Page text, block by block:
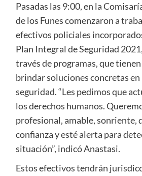
Pasadas las 9:00, en la
de los Funes comenzaron a
efectivos policiales
Plan Integral de Seguridad
través de programas, que
brindar soluciones concretas
seguridad. “Les pedimos que
los derechos humanos.
profesional, amable, sonriente,
confianza y esté alerta para
situación”, indicó Anastasi.
Estos efectivos tendrán